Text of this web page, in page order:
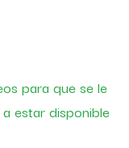
para que se le
estar disponible